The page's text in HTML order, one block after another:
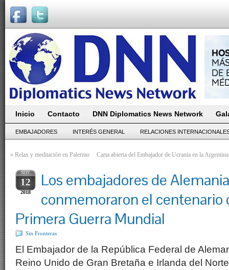
Inicio Contacto DNN Diplomatics News Network
EMBAJADORES INTERÉS GENERAL RELACIONES
« Relax y meditación en Palermo Carta abierta del Embajador de Ucrania en la
NOV
12
2018
Los embajadores de
conmemoraron el centenario
Primera Guerra Mundial
Sin Fronteras
El Embajador de la República Federal de
Reino Unido de Gran Bretaña e Irlanda del